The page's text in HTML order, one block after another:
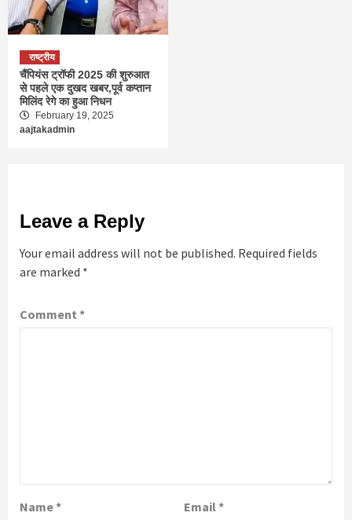
राष्ट्रीय
चैंपियंस ट्रॉफी 2025 की शुरुआत
से पहले एक दुखद खबर,पूर्व कप्तान
मिलिंद रेगे का हुआ निधन
February 19, 2025
aajtakadmin
Leave a Reply
Your email address will not be published. Required fields
are marked *
Comment *
Name* Email *